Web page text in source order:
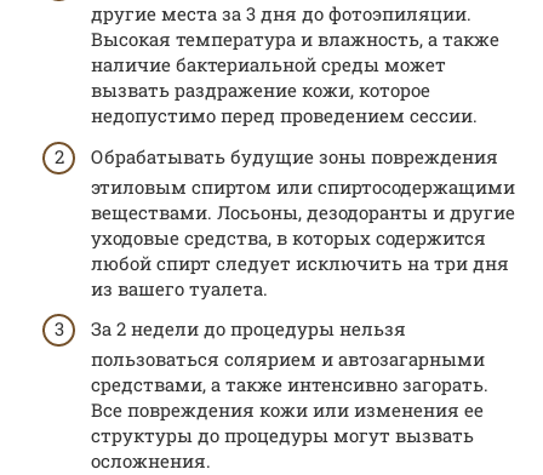
другие места за 3 дня до фотоэпиляции.
Высокая температура и влажность, а также
наличие бактериальной среды может
вызвать раздражение кожи, которое
недопустимо перед проведением сессии.
Обрабатывать будущие зоны повреждения
этиловым спиртом или спиртосодержащими
веществами. Лосьоны, дезодоранты и другие
уходовые средства, в которых содержится
любой спирт следует исключить на три дня
из вашего туалета.
За 2 недели до процедуры нельзя
пользоваться солярием и автозагарными
средствами, а также интенсивно загорать.
Все повреждения кожи или изменения ее
структуры до процедуры могут вызвать
осложнения.